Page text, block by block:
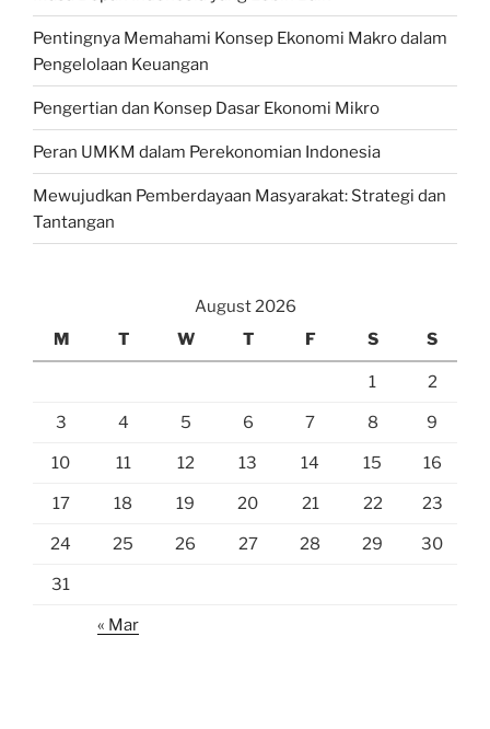
Pentingnya Memahami Konsep Ekonomi Makro dalam
Pengelolaan Keuangan
Pengertian dan Konsep Dasar Ekonomi Mikro
Peran UMKM dalam Perekonomian Indonesia
Mewujudkan Pemberdayaan Masyarakat: Strategi dan
Tantangan
August 2026
M
T W T F S S
1 2
3 4 5 6 7 8 9
10 11 12 13 14 15 16
17 18 19 20 21 22 23
24 25 26 27 28 29 30
31
« Mar